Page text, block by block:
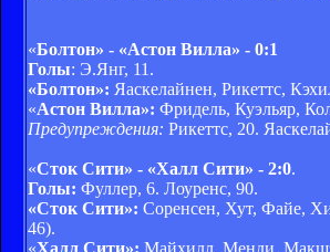
«Болтон» - «Астон Вилла» - 0:1
Голы: Э.Янг, 11.
«Болтон»: Яаскелайнен, Рикеттс,
«Астон Вилла»: Фридель, Куэльяр,
Предупреждения: Рикеттс, 20.
«Сток Сити» - «Халл Сити» - 2:0.
Голы: Фуллер, 6. Лоуренс, 90.
«Сток Сити»: Соренсен, Хут, Файе,
46).
«Халл Сити»: Майхилл, Менди,